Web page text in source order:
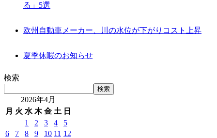
る」5選
欧州自動車メーカー、川の水位が下がりコスト上昇
夏季休暇のお知らせ
検索
検索
2026年4月
月 火 水 木 金 土 日
1
2 3 4
5
6
7 8 9 10 11 12